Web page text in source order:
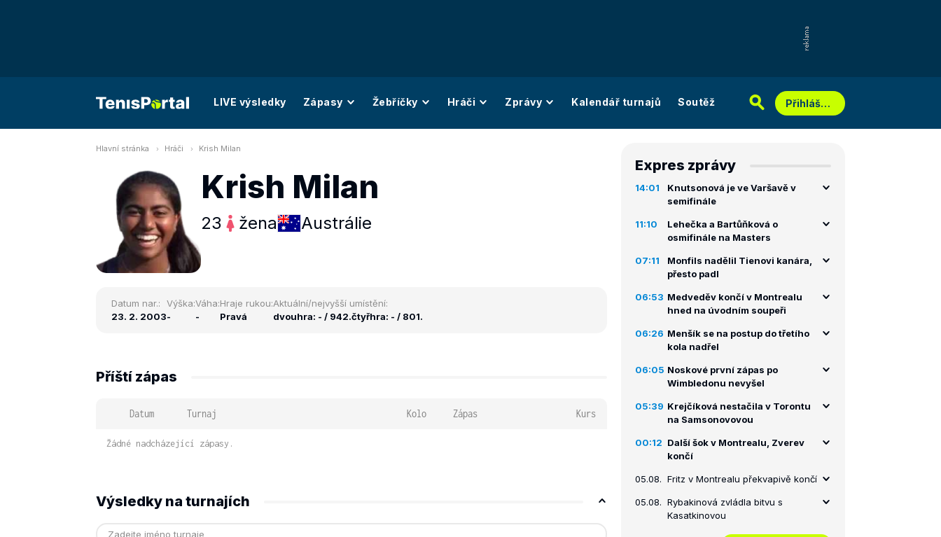
LIVE výsledky Zápasy Žebříčky Hráči Zprávy Kalendář turnajů Soutěž Přihlášení
Hlavní stránka Hráči Krish Milan
Krish Milan
23 žena Austrálie
Datum nar.:
23. 2. 2003
Výška:
-
Váha:
-
Hraje rukou:
Pravá
Aktuální/nejvyšší umístění:
dvouhra: - / 942.čtyřhra: - / 801.
Příští zápas
Datum Turnaj Kolo Zápas Kurs
Žádné nadcházející zápasy.
Výsledky na turnajích
Expres zprávy
14:01
Knutsonová je ve Varšavě v
semifinále
11:10
Lehečka a Bartůňková o
osmifinále na Masters
07:11
Monfils nadělil Tienovi kanára,
přesto padl
06:53 Medveděv končí v Montrealu
hned na úvodním soupeři
06:26 Menšík se na postup do třetího
kola nadřel
06:05 Noskové první zápas po
Wimbledonu nevyšel
05:39 Krejčíková nestačila v Torontu
na Samsonovovou
00:12 Další šok v Montrealu, Zverev
končí
05.08. Fritz v Montrealu překvapivě končí
05.08. Rybakinová zvládla bitvu s
Kasatkinovou